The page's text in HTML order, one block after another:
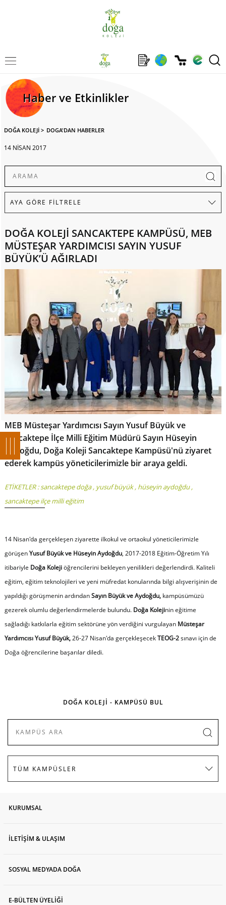
Haber ve Etkinlikler
DOĞA KOLEJİ > DOGA'DAN HABERLER
14 NİSAN 2017
DOĞA KOLEJİ SANCAKTEPE KAMPÜSÜ, MEB
MÜSTEŞAR YARDIMCISI SAYIN YUSUF
BÜYÜK’Ü AĞIRLADI
MEB Müsteşar Yardımcısı Sayın Yusuf Büyük ve
Sancaktepe İlçe Milli Eğitim Müdürü Sayın Hüseyin
Aydoğdu, Doğa Koleji Sancaktepe Kampüsü'nü ziyaret
ederek kampüs yöneticilerimizle bir araya geldi.
ETİKETLER : sancaktepe doğa, yusuf büyük, hüseyin aydoğdu,
sancaktepe ilçe milli eğitim
14 Nisan'da gerçekleşen ziyarette ilkokul ve ortaokul yöneticilerimizle
görüşenYusuf Büyük ve Hüseyin Aydoğdu, 2017-2018 Eğitim-Öğretim Yılı
itibariyle Doğa Kolejiöğrencilerini bekleyen yenilikleri değerlendirdi. Kaliteli
eğitim, eğitim teknolojileri ve yeni müfredat konularında bilgi alışverişinin de
yapıldığı görüşmenin ardındanSayın Büyük ve Aydoğdu, kampüsümüzü
gezerek olumlu değerlendirmelerde bulundu.Doğa Kolejinin eğitime
sağladığı katkılarla eğitim sektörüne yön verdiğini vurgulayan Müsteşar
Yardımcısı Yusuf Büyük,26-27 Nisan'da gerçekleşecekTEOG-2sınavı için de
Doğa öğrencilerine başarılar diledi.
DOĞA KOLEJİ - KAMPÜSÜ BUL
KURUMSAL
İLETİŞİM & ULAŞIM
SOSYAL MEDYADA DOĞA
E-BÜLTEN ÜYELİĞİ